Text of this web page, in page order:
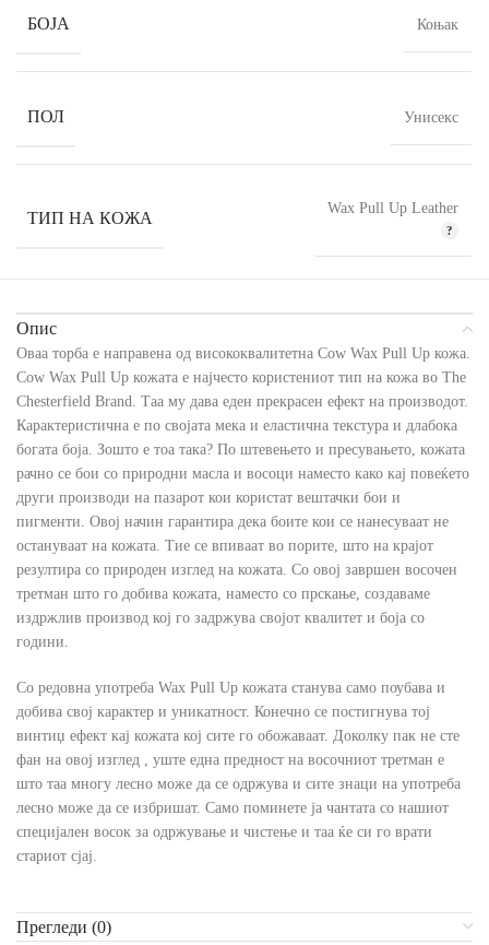
БОЈА Коњак
ПОЛ Унисекс
ТИП НА КОЖА Wax Pull Up Leather
Опис
Оваа торба е направена од висококвалитетна Cow Wax Pull Up кожа.
Cow Wax Pull Up кожата е најчесто користениот тип на кожа во The
Chesterfield Brand. Таа му дава еден прекрасен ефект на производот.
Карактеристична е по својата мека и еластична текстура и длабока
богата боја. Зошто е тоа така? По штевењето и пресувањето, кожата
рачно се бои со природни масла и восоци наместо како кај повеќето
други производи на пазарот кои користат вештачки бои и
пигменти. Овој начин гарантира дека боите кои се нанесуваат не
остануваат на кожата. Тие се впиваат во порите, што на крајот
резултира со природен изглед на кожата. Со овој завршен восочен
третман што го добива кожата, наместо со прскање, создаваме
издржлив производ кој го задржува својот квалитет и боја со
години.
Со редовна употреба Wax Pull Up кожата станува само поубава и
добива свој карактер и уникатност. Конечно се постигнува тој
винтиџ ефект кај кожата кој сите го обожаваат. Доколку пак не сте
фан на овој изглед , уште една предност на восочниот третман е
што таа многу лесно може да се одржува и сите знаци на употреба
лесно може да се избришат. Само поминете ја чантата со нашиот
специјален восок за одржување и чистење и таа ќе си го врати
стариот сјај.
Прегледи (0)